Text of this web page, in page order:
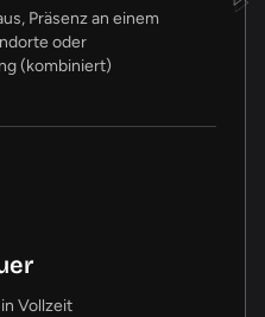
Präsenz an einem
oder
(kombiniert)
Vollzeit